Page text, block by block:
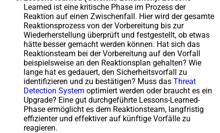
Learned ist eine kritische Phase im Prozess der
Reaktion auf einen Zwischenfall. Hier wird der gesamte
Reaktionsprozess von der Vorbereitung bis zur
Wiederherstellung überprüft und festgestellt, ob etwas
hätte besser gemacht werden können. Hat sich das
Reaktionsteam bei der Vorbereitung auf den Vorfall
beispielsweise an den Reaktionsplan gehalten? Wie
lange hat es gedauert, den Sicherheitsvorfall zu
identifizieren und zu bestätigen? Muss das Threat
Detection System optimiert werden oder braucht es ein
Upgrade? Eine gut durchgeführte Lessons-Learned-
Phase ermöglicht es dem Reaktionsteam, langfristig
effizienter und effektiver auf künftige Vorfälle zu
reagieren.